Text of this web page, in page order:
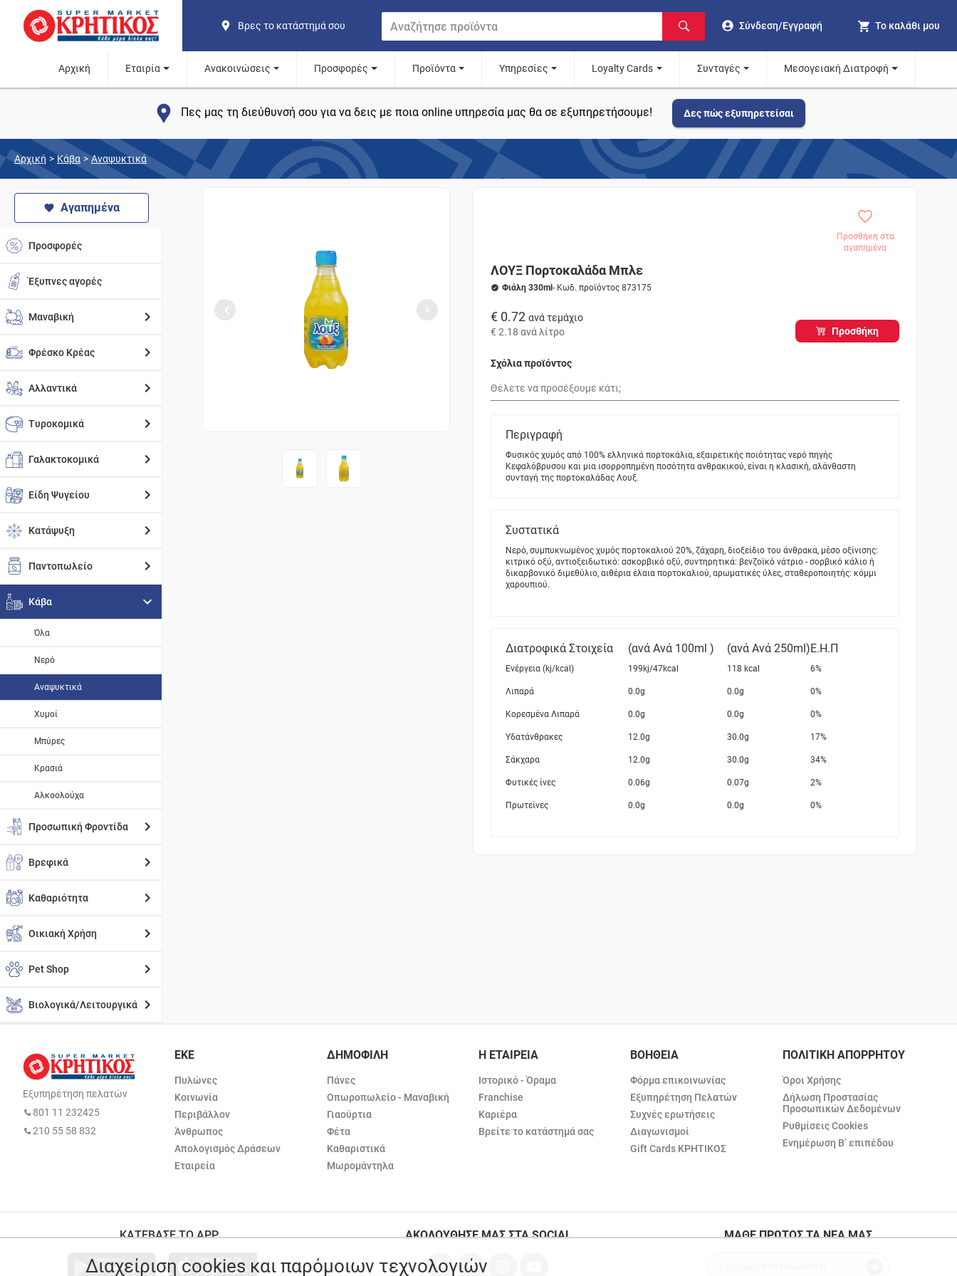
Βρες το κατάστημά σου Σύνδεση/Εγγραφή Το καλάθι μου
Αρχική Εταιρία Ανακοινώσεις Προσφορές Προϊόντα Υπηρεσίες Loyalty Cards Συνταγές Μεσογειακή Διατροφή
Πες μας τη διεύθυνσή σου για να δεις με ποια online υπηρεσία μας θα σε εξυπηρετήσουμε! Δες πώς εξυπηρετείσαι
Αρχική > Κάβα > Αναψυκτικά
Αγαπημένα
Προσφορές
Έξυπνες αγορές
Μαναβική
Φρέσκο Κρέας
Αλλαντικά
Τυροκομικά
Γαλακτοκομικά
Είδη Ψυγείου
Κατάψυξη
Παντοπωλείο
Κάβα
Όλα
Νερό
Αναψυκτικά
Χυμοί
Μπύρες
Κρασιά
Αλκοολούχα
Προσωπική Φροντίδα
Βρεφικά
Καθαριότητα
Οικιακή Χρήση
Pet Shop
Βιολογικά/Λειτουργικά
Προσθήκη στα
αγαπημένα
ΛΟΥΞ Πορτοκαλάδα Μπλε
Φιάλη 330ml - Κωδ. προϊόντος 873175
€ 0.72 ανά τεμάχιο
€ 2.18 ανά λίτρο Προσθήκη
Σχόλια προϊόντος
Περιγραφή
Φυσικός χυμός από 100% ελληνικά πορτοκάλια, εξαιρετικής ποιότητας νερό πηγής
Κεφαλόβρυσου και μια ισορροπημένη ποσότητα ανθρακικού, είναι η κλασική, αλάνθαστη
συνταγή της πορτοκαλάδας Λουξ.
Συστατικά
Νερό, συμπυκνωμένος χυμός πορτοκαλιού 20%, ζάχαρη, διοξείδιο του άνθρακα, μέσο οξίνισης:
κιτρικό οξύ, αντιοξειδωτικό: ασκορβικό οξύ, συντηρητικά: βενζοϊκό νάτριο - σορβικό κάλιο ή
δικαρβονικό διμεθύλιο, αιθέρια έλαια πορτοκαλιού, αρωματικές ύλες, σταθεροποιητής: κόμμι
χαρουπιού.
Διατροφικά Στοιχεία (ανά Ανά 100ml ) (ανά Ανά 250ml)Ε.Η.Π
Ενέργεια (kj/kcal) 199kj/47kcal 118 kcal 6%
Λιπαρά 0.0g 0.0g 0%
Κορεσμένα Λιπαρά 0.0g 0.0g 0%
Υδατάνθρακες 12.0g 30.0g 17%
Σάκχαρα 12.0g 30.0g 34%
Φυτικές ίνες 0.06g 0.07g 2%
Πρωτείνες 0.0g 0.0g 0%
Εξυπηρέτηση πελατών
801 11 232425
210 55 58 832
ΕΚΕ
Πυλώνες
Κοινωνία
Περιβάλλον
Άνθρωπος
Απολογισμός Δράσεων
Εταιρεία
ΔΗΜΟΦΙΛΗ
Πάνες
Οπωροπωλείο - Μαναβική
Γιαούρτια
Φέτα
Καθαριστικά
Μωρομάντηλα
Η ΕΤΑΙΡΕΙΑ
Ιστορικό - Όραμα
Franchise
Καριέρα
Βρείτε το κατάστημά σας
ΒΟΗΘΕΙΑ
Φόρμα επικοινωνίας
Εξυπηρέτηση Πελατών
Συχνές ερωτήσεις
Διαγωνισμοί
Gift Cards ΚΡΗΤΙΚΟΣ
ΠΟΛΙΤΙΚΗ ΑΠΟΡΡΗΤΟΥ
Όροι Χρήσης
Δήλωση Προστασίας
Προσωπικών Δεδομένων
Ρυθμίσεις Cookies
Ενημέρωση Β’ επιπέδου
ΚΑΤΕΒΑΣΕ ΤΟ APP ΑΚΟΛΟΥΘΗΣΕ ΜΑΣ ΣΤΑ SOCIAL ΜΑΘΕ ΠΡΩΤΟΣ ΤΑ ΝΕΑ ΜΑΣ
Διαχείριση cookies και παρόμοιων τεχνολογιών